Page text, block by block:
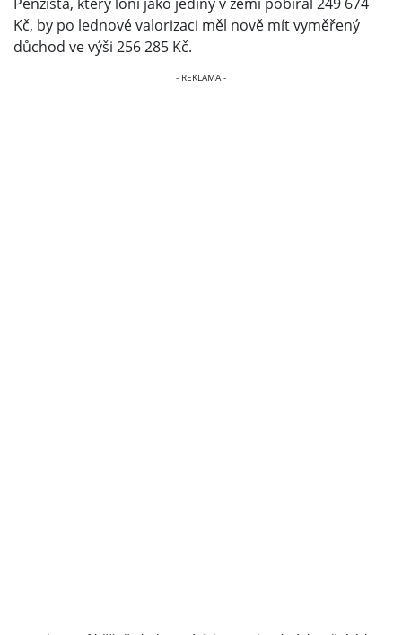
Penzista, který loni jako jediný v zemi pobíral 249 674
Kč, by po lednové valorizaci měl nově mít vyměřený
důchod ve výši 256 285 Kč.